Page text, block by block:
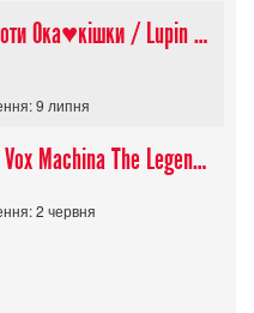
Люпен ІІІ проти Ока♥кішки / Lupin III vs Cats Eye Movie
9 липня
Легенда про Vox Machina The Legend of Vox Machina (Сезон 4)
2 червня